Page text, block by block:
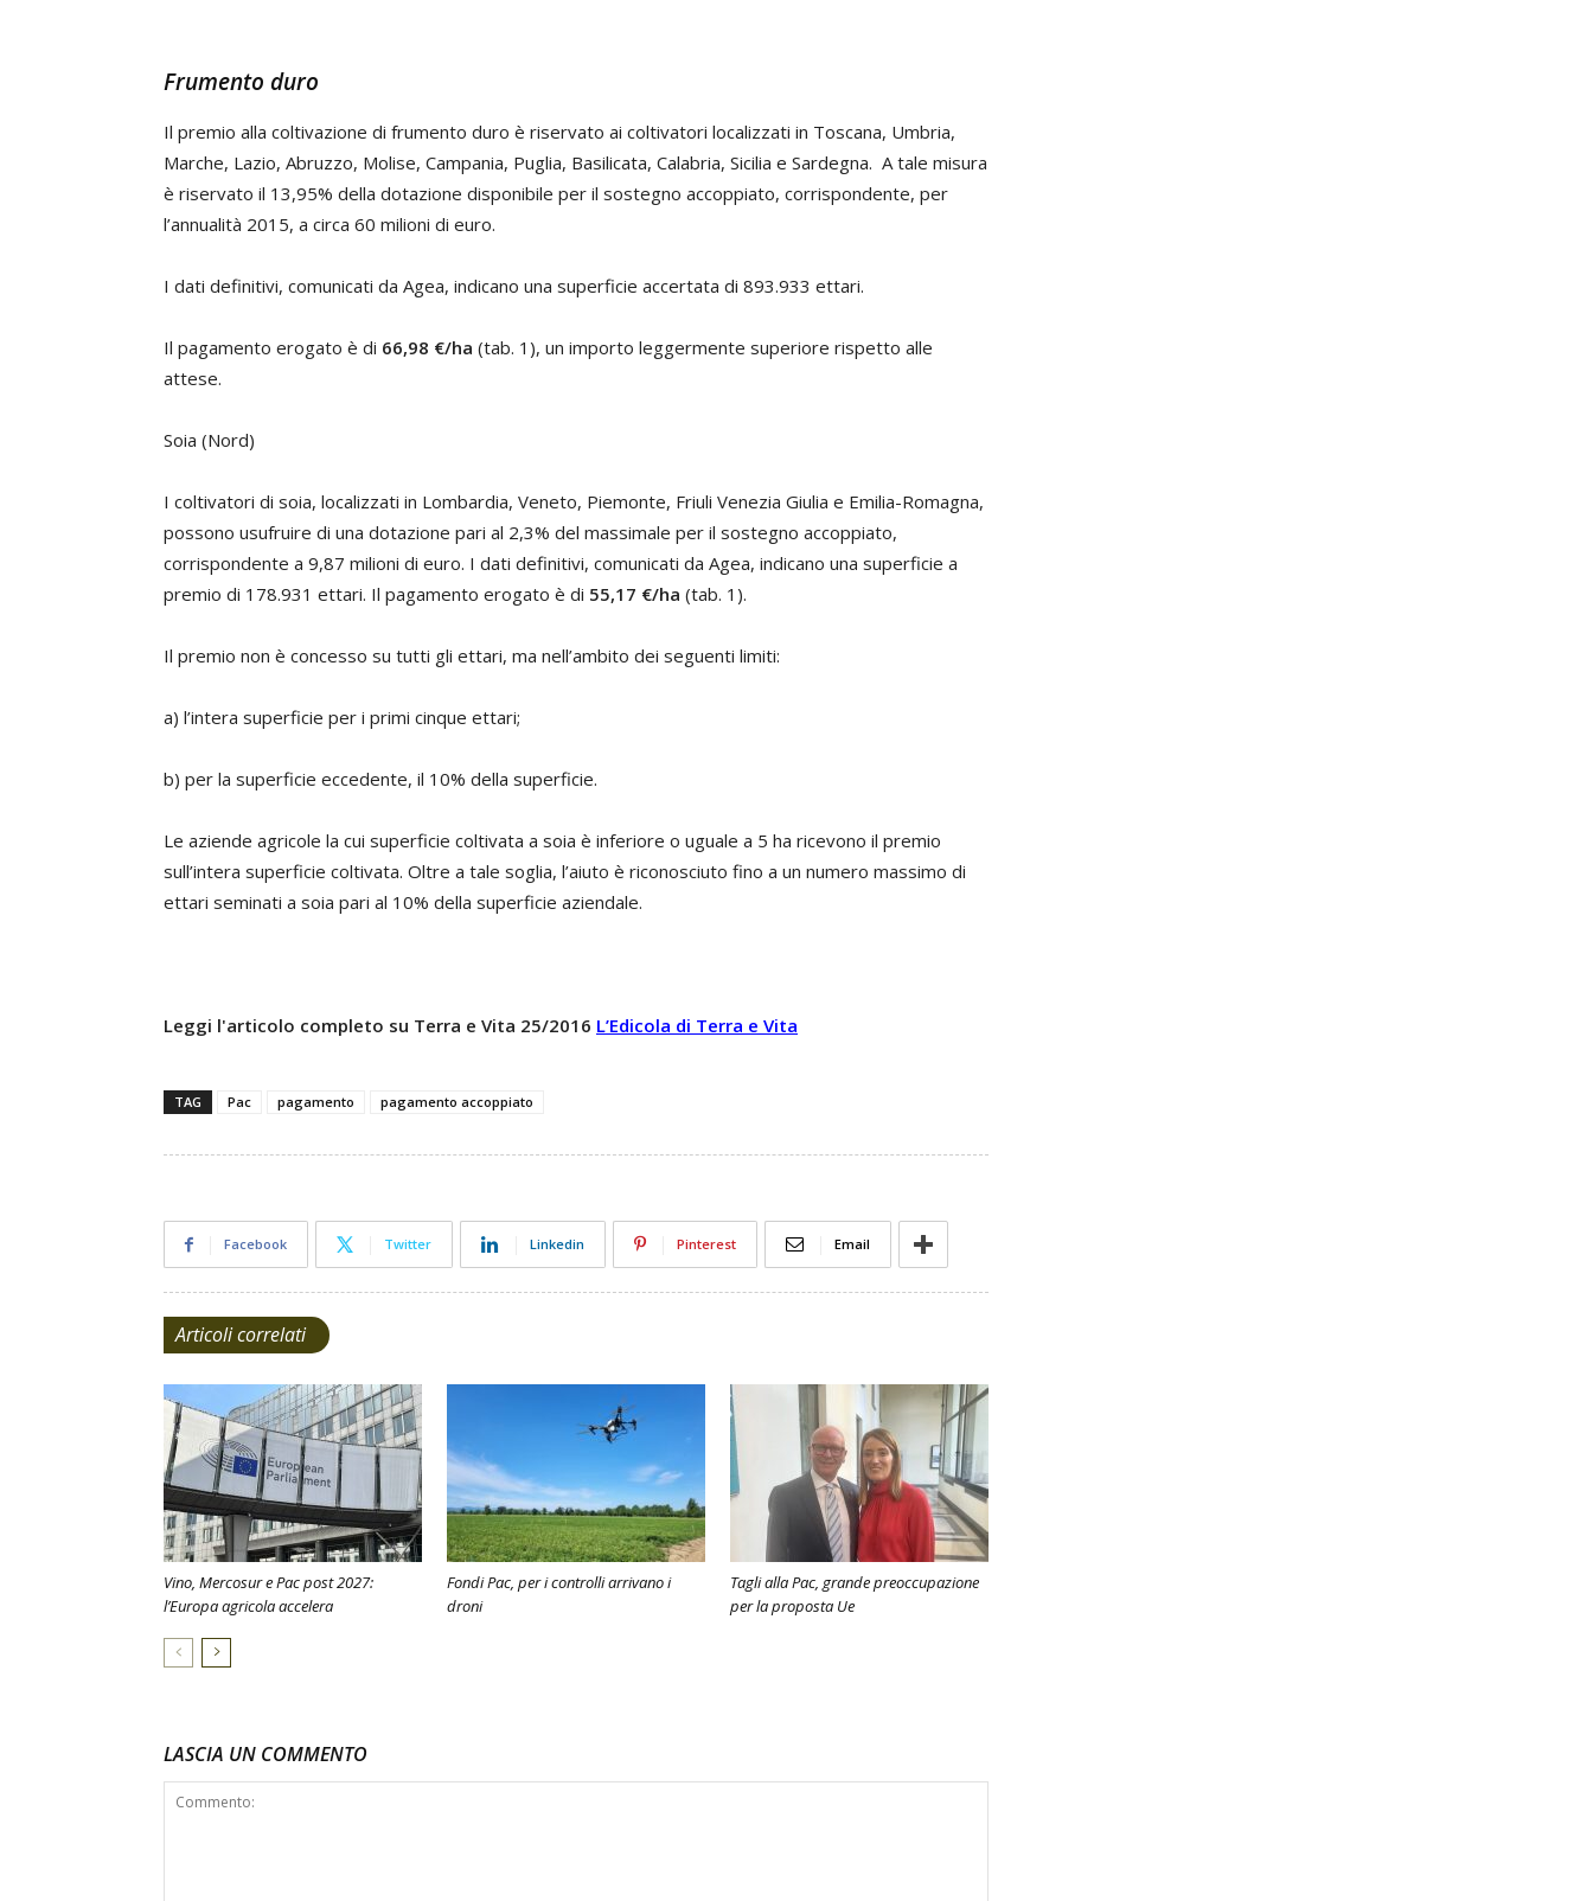
Frumento duro
Il premio alla coltivazione di frumento duro è riservato ai coltivatori localizzati in Toscana, Umbria,
Marche, Lazio, Abruzzo, Molise, Campania, Puglia, Basilicata, Calabria, Sicilia e Sardegna. A tale misura
è riservato il 13,95% della dotazione disponibile per il sostegno accoppiato, corrispondente, per
l’annualità 2015, a circa 60 milioni di euro.
I dati definitivi, comunicati da Agea, indicano una superficie accertata di 893.933 ettari.
Il pagamento erogato è di 66,98 €/ha (tab. 1), un importo leggermente superiore rispetto alle
attese.
Soia (Nord)
I coltivatori di soia, localizzati in Lombardia, Veneto, Piemonte, Friuli Venezia Giulia e Emilia-Romagna,
possono usufruire di una dotazione pari al 2,3% del massimale per il sostegno accoppiato,
corrispondente a 9,87 milioni di euro. I dati definitivi, comunicati da Agea, indicano una superficie a
premio di 178.931 ettari. Il pagamento erogato è di 55,17 €/ha (tab. 1).
Il premio non è concesso su tutti gli ettari, ma nell’ambito dei seguenti limiti:
a) l’intera superficie per i primi cinque ettari;
b) per la superficie eccedente, il 10% della superficie.
Le aziende agricole la cui superficie coltivata a soia è inferiore o uguale a 5 ha ricevono il premio
sull’intera superficie coltivata. Oltre a tale soglia, l’aiuto è riconosciuto fino a un numero massimo di
ettari seminati a soia pari al 10% della superficie aziendale.
Leggi l'articolo completo su Terra e Vita 25/2016 L’Edicola di Terra e Vita
TAG Pac pagamento pagamento accoppiato
Facebook Twitter Linkedin Pinterest Email
Articoli correlati
Vino, Mercosur e Pac post 2027:
l’Europa agricola accelera
Fondi Pac, per i controlli arrivano i
droni
Tagli alla Pac, grande preoccupazione
per la proposta Ue
LASCIA UN COMMENTO